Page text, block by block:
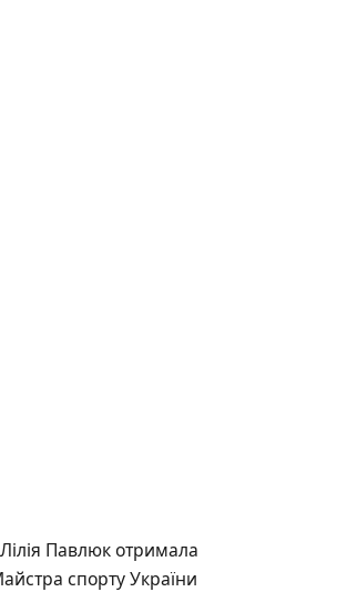
Павлюк отримала
спорту України